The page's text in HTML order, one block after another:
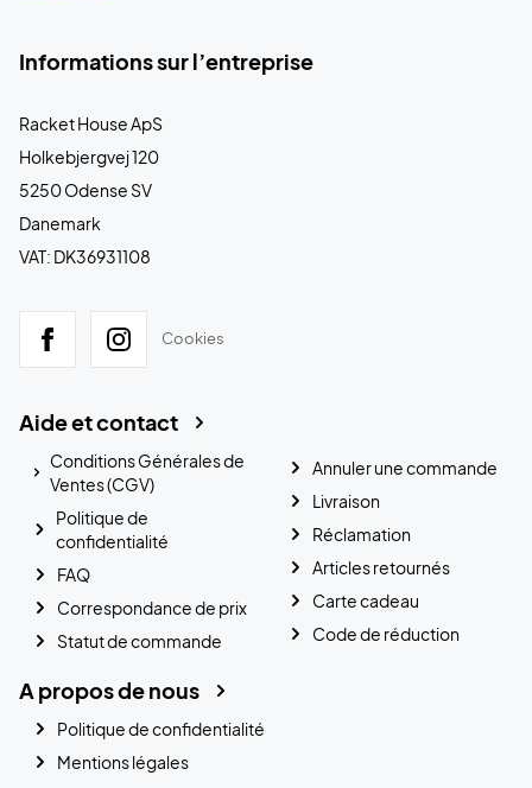
Informations sur l’entreprise
Racket House ApS
Holkebjergvej 120
5250 Odense SV
Danemark
VAT: DK36931108
Cookies
Aide et contact
Conditions Générales de
Ventes (CGV)
Politique de
confidentialité
FAQ
Correspondance de prix
Statut de commande
Annuler une commande
Livraison
Réclamation
Articles retournés
Carte cadeau
Code de réduction
A propos de nous
Politique de confidentialité
Mentions légales